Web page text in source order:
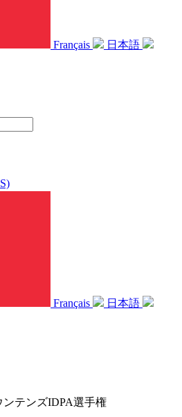
Français
日本語
Français
日本語
ンテンズIDPA選手権